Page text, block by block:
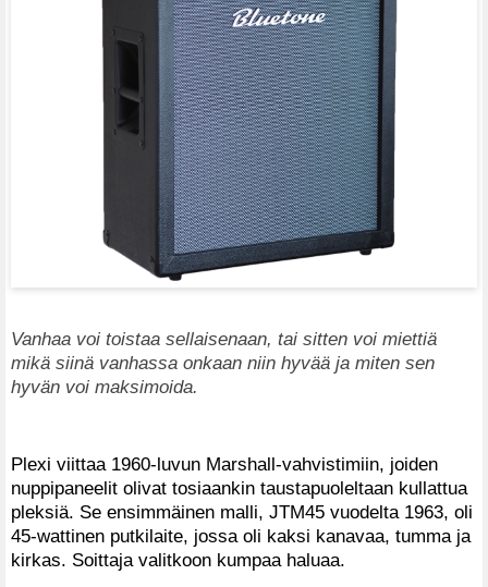
Vanhaa voi toistaa sellaisenaan, tai sitten voi miettiä
mikä siinä vanhassa onkaan niin hyvää ja miten sen
hyvän voi maksimoida.
Plexi viittaa 1960-luvun Marshall-vahvistimiin, joiden
nuppipaneelit olivat tosiaankin taustapuoleltaan kullattua
pleksiä. Se ensimmäinen malli, JTM45 vuodelta 1963, oli
45-wattinen putkilaite, jossa oli kaksi kanavaa, tumma ja
kirkas. Soittaja valitkoon kumpaa haluaa.